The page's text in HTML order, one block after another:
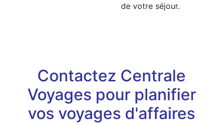
de votre séjour.
Contactez Centrale
Voyages pour planifier
vos voyages d'affaires